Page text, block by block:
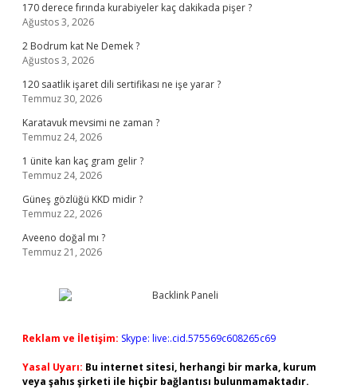
170 derece fırında kurabiyeler kaç dakikada pişer ?
Ağustos 3, 2026
2 Bodrum kat Ne Demek ?
Ağustos 3, 2026
120 saatlik işaret dili sertifikası ne işe yarar ?
Temmuz 30, 2026
Karatavuk mevsimi ne zaman ?
Temmuz 24, 2026
1 ünite kan kaç gram gelir ?
Temmuz 24, 2026
Güneş gözlüğü KKD midir ?
Temmuz 22, 2026
Aveeno doğal mı ?
Temmuz 21, 2026
Reklam ve İletişim: Skype: live:.cid.575569c608265c69
Yasal Uyarı: Bu internet sitesi, herhangi bir marka, kurum
veya şahıs şirketi ile hiçbir bağlantısı bulunmamaktadır.